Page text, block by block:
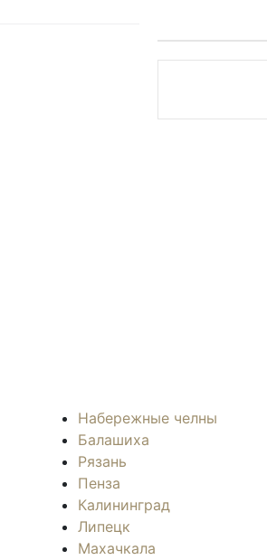
Набережные челны
Балашиха
Рязань
Пенза
Калининград
Липецк
Махачкала